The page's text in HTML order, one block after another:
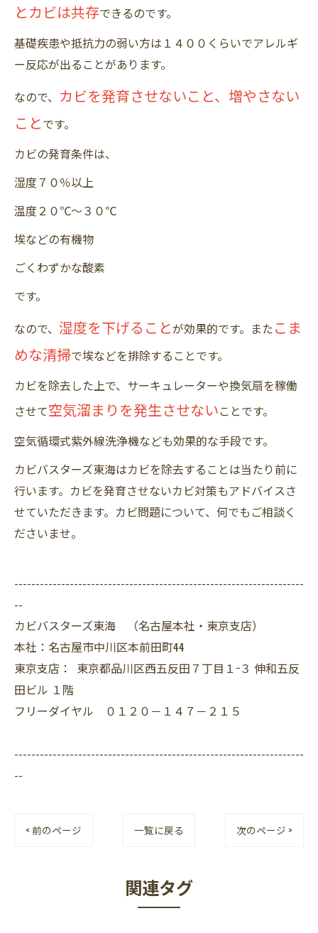
とカビは共存できるのです。
基礎疾患や抵抗力の弱い方は１４００くらいでアレルギ
ー反応が出ることがあります。
なので、 カビを発育させないこと、増やさない
ことです。
カビの発育条件は、
湿度７０％以上
温度２０℃～３０℃
埃などの有機物
ごくわずかな酸素
です。
なので、 湿度を下げることが効果的です。またこま
めな清掃で埃などを排除することです。
カビを除去した上で、サーキュレーターや換気扇を稼働
させて空気溜まりを発生させないことです。
空気循環式紫外線洗浄機なども効果的な手段です。
カビバスターズ東海はカビを除去することは当たり前に
行います。カビを発育させないカビ対策もアドバイスさ
せていただきます。カビ問題について、何でもご相談く
ださいませ。
--------------------------------------------------------------------
--
カビバスターズ東海 （名古屋本社・東京支店）
本社：名古屋市中川区本前田町44
東京支店： 東京都品川区西五反田７丁目１−３ 伸和五反
田ビル １階
フリーダイヤル ０１２０－１４７－２１５
--------------------------------------------------------------------
--
< 前のページ 一覧に戻る 次のページ >
関連タグ